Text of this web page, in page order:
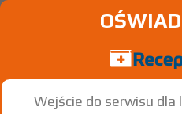
Wejście do serwisu